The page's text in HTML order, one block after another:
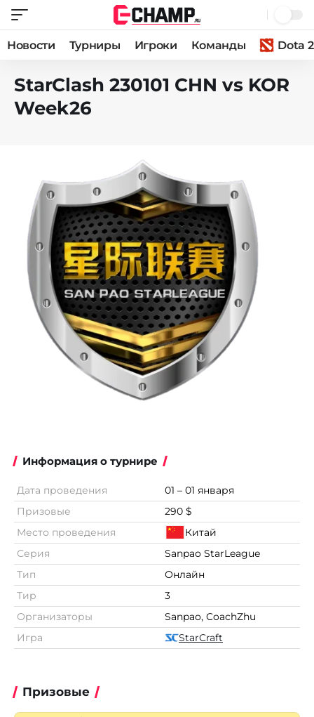
Новости Турниры Игроки Команды Dota 2
StarClash 230101 CHN vs KOR
Week26
Информация о турнире
Дата проведения
01 – 01 января
Призовые
290 $
Место проведения
Китай
Серия
Sanpao StarLeague
Тип
Онлайн
Тир
3
Организаторы
Sanpao, CoachZhu
Игра
StarCraft
Призовые